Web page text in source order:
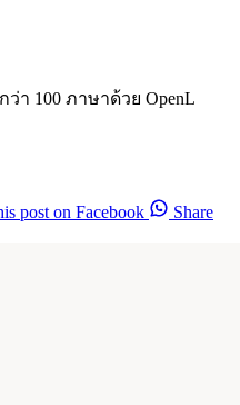
า 100 ภาษาด้วย OpenL
post on Facebook
Share